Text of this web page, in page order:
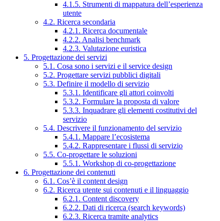
4.1.5. Strumenti di mappatura dell’esperienza
utente
4.2. Ricerca secondaria
4.2.1. Ricerca documentale
4.2.2. Analisi benchmark
4.2.3. Valutazione euristica
5. Progettazione dei servizi
5.1. Cosa sono i servizi e il service design
5.2. Progettare servizi pubblici digitali
5.3. Definire il modello di servizio
5.3.1. Identificare gli attori coinvolti
5.3.2. Formulare la proposta di valore
5.3.3. Inquadrare gli elementi costitutivi del
servizio
5.4. Descrivere il funzionamento del servizio
5.4.1. Mappare l’ecosistema
5.4.2. Rappresentare i flussi di servizio
5.5. Co-progettare le soluzioni
5.5.1. Workshop di co-progettazione
6. Progettazione dei contenuti
6.1. Cos’è il content design
6.2. Ricerca utente sui contenuti e il linguaggio
6.2.1. Content discovery
6.2.2. Dati di ricerca (search keywords)
6.2.3. Ricerca tramite analytics